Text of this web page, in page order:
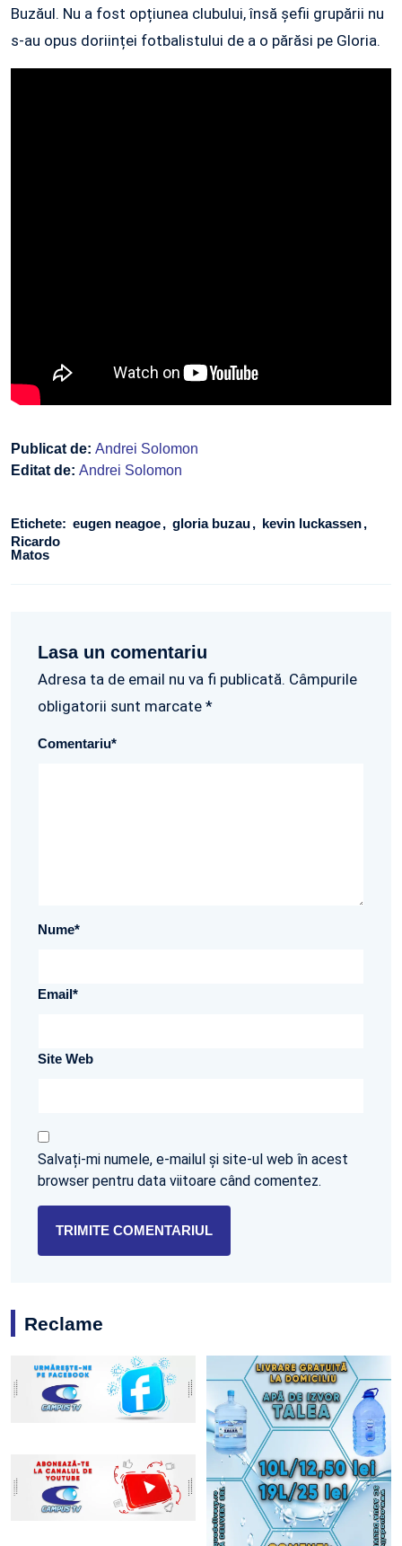
Buzăul. Nu a fost opțiunea clubului, însă șefii grupării nu
s-au opus doriinței fotbalistului de a o părăsi pe Gloria.
Publicat de: Andrei Solomon
Editat de: Andrei Solomon
Etichete: eugen neagoe gloria buzau kevin luckassen
Ricardo
Matos
Lasa un comentariu
Adresa ta de email nu va fi publicată. Câmpurile
obligatorii sunt marcate *
Comentariu*
Nume*
Email*
Site Web
Salvați-mi numele, e-mailul și site-ul web în acest
browser pentru data viitoare când comentez.
Reclame